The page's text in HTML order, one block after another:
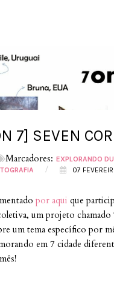
7] SEVEN
Marcadores: EXPLORANDO
/ 07
por aqui que
um projeto chamado
um tema específico por
em 7 cidade